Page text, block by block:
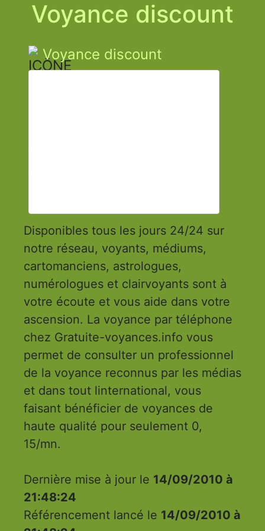
Voyance discount
Voyance discount
Disponibles tous les jours 24/24 sur
notre réseau, voyants, médiums,
cartomanciens, astrologues,
numérologues et clairvoyants sont à
votre écoute et vous aide dans votre
ascension. La voyance par téléphone
chez Gratuite-voyances.info vous
permet de consulter un professionnel
de la voyance reconnus par les médias
et dans tout linternational, vous
faisant bénéficier de voyances de
haute qualité pour seulement 0,
15/mn.
Dernière mise à jour le 14/09/2010 à
21:48:24
Référencement lancé le 14/09/2010 à